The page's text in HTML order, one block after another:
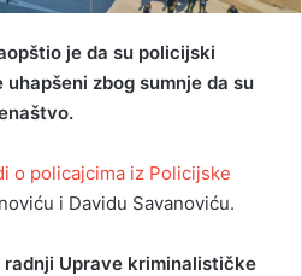
je da su policijski
uhapšeni zbog sumnje da su
o policajcima iz Policijske
i Davidu Savanoviću.
radnji Uprave kriminalističke